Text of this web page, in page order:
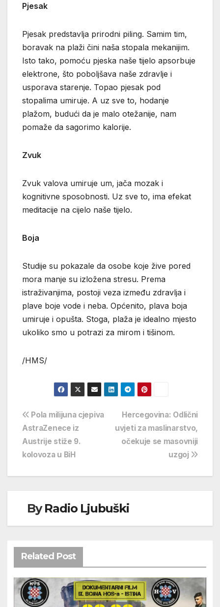
Pjesak
Pjesak predstavlja prirodni piling. Samim tim,
boravak na plaži čini naša stopala mekanijim.
Isto tako, pomoću pjeska naše tijelo apsorbuje
elektrone, što poboljšava naše zdravlje i
usporava starenje. Topao pjesak pod
stopalima umiruje. A uz sve to, hodanje
plažom, budući da je malo otežanije, nam
pomaže da sagorimo kalorije.
Zvuk
Zvuk valova umiruje um, jača mozak i
kognitivne sposobnosti. Uz sve to, ima efekat
meditacije na cijelo naše tijelo.
Boja
Studije su pokazale da osobe koje žive pored
mora manje su izložena stresu. Prema
istraživanjima, postoji veza između zdravlja i
plave boje vode i neba. Općenito, plava boja
umiruje i opušta. Stoga, plaža je idealno mjesto
ukoliko smo u potrazi za mirom i tišinom.
/HMS/
Navigacija
objava
Hercegovina: Odlični
uvjeti za maslinarstvo,
očekuje se masovniji
uzgoj
Pola milijuna cjepiva
AstraZenece iz
Austrije stiže 9.
kolovoza u BiH
ByRadio Ljubuški
Related Post